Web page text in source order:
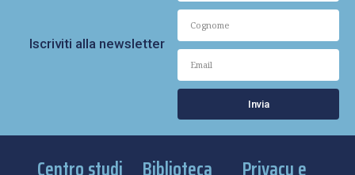
Iscriviti alla newsletter
Invia